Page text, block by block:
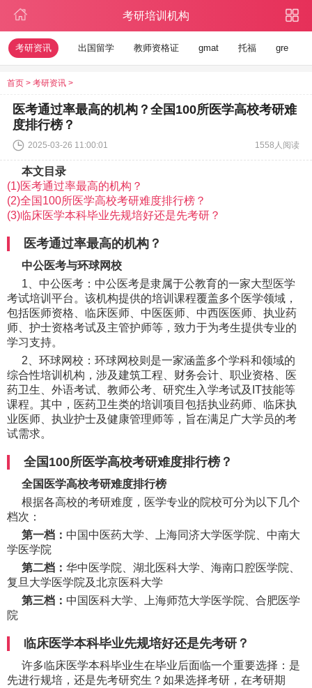
考研培训机构
考研资讯 出国留学 教师资格证 gmat 托福 gre
首页 > 考研资讯 >
医考通过率最高的机构？全国100所医学高校考研难
度排行榜？
2025-03-26 11:00:01 1558人阅读
本文目录
(1)医考通过率最高的机构？
(2)全国100所医学高校考研难度排行榜？
(3)临床医学本科毕业先规培好还是先考研？
医考通过率最高的机构？
中公医考与环球网校
1、中公医考：中公医考是隶属于公教育的一家大型医学
考试培训平台。该机构提供的培训课程覆盖多个医学领域，
包括医师资格、临床医师、中医医师、中西医医师、执业药
师、护士资格考试及主管护师等，致力于为考生提供专业的
学习支持。
2、环球网校：环球网校则是一家涵盖多个学科和领域的
综合性培训机构，涉及建筑工程、财务会计、职业资格、医
药卫生、外语考试、教师公考、研究生入学考试及IT技能等
课程。其中，医药卫生类的培训项目包括执业药师、临床执
业医师、执业护士及健康管理师等，旨在满足广大学员的考
试需求。
全国100所医学高校考研难度排行榜？
全国医学高校考研难度排行榜
根据各高校的考研难度，医学专业的院校可分为以下几个
档次：
第一档： 中国中医药大学、上海同济大学医学院、中南大
学医学院
第二档： 华中医学院、湖北医科大学、海南口腔医学院、
复旦大学医学院及北京医科大学
第三档： 中国医科大学、上海师范大学医学院、合肥医学
院
临床医学本科毕业先规培好还是先考研？
许多临床医学本科毕业生在毕业后面临一个重要选择：是
先进行规培，还是先考研究生？如果选择考研，在考研期